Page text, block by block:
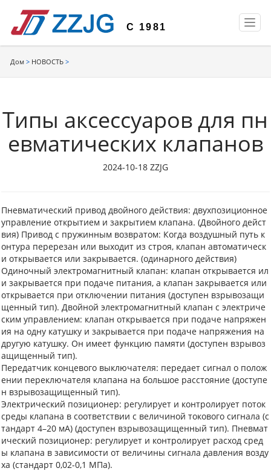
T
o
g
v
g
С 1981
Дом > НОВОСТЬ >
Типы аксессуаров для пн
евматических клапанов
2024-10-18 ZZJG
Пневматический привод двойного действия: двухпозиционное
управление открытием и закрытием клапана. (Двойного дейст
вия) Привод с пружинным возвратом: Когда воздушный путь к
онтура перерезан или выходит из строя, клапан автоматическ
и открывается или закрывается. (одинарного действия)
Одиночный электромагнитный клапан: клапан открывается ил
и закрывается при подаче питания, а клапан закрывается или
открывается при отключении питания (доступен взрывозащи
щенный тип). Двойной электромагнитный клапан с электриче
ским управлением: клапан открывается при подаче напряжен
ия на одну катушку и закрывается при подаче напряжения на
другую катушку. Он имеет функцию памяти (доступен взрывоз
ащищенный тип).
Передатчик концевого выключателя: передает сигнал о полож
ении переключателя клапана на большое расстояние (доступе
н взрывозащищенный тип).
Электрический позиционер: регулирует и контролирует поток
среды клапана в соответствии с величиной токового сигнала (с
тандарт 4–20 мА) (доступен взрывозащищенный тип). Пневмат
ический позиционер: регулирует и контролирует расход сред
ы клапана в зависимости от величины сигнала давления возду
ха (стандарт 0,02-0,1 МПа).